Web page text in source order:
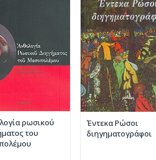
ρωσικού
του
Έντεκα Ρώσοι
διηγηματογράφοι